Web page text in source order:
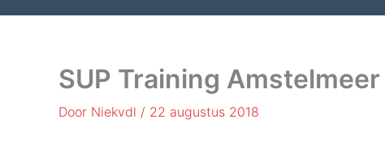
SUP Training
Door Niekvdl / 22 augustus 2018